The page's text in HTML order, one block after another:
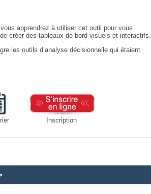
apprendrez à utiliser cet outil pour vous
créer des tableaux de bord visuels et interactifs.
les outils d’analyse décisionnelle qui étaient
Inscription